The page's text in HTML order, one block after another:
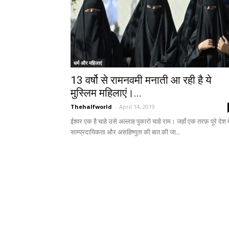
धर्म और महिलाएं
13 वर्षो से रामनवमी मनाती आ रही है ये
मुस्लिम महिलाएं।...
Thehalfworld - April 14, 2019
ईश्वर एक है चाहे उसे अल्लाह पुकारो चाहे राम। जहाँ एक तरफ़ पूरे देश
साम्प्रदायिकता और असहिष्णुता की बात की जा...